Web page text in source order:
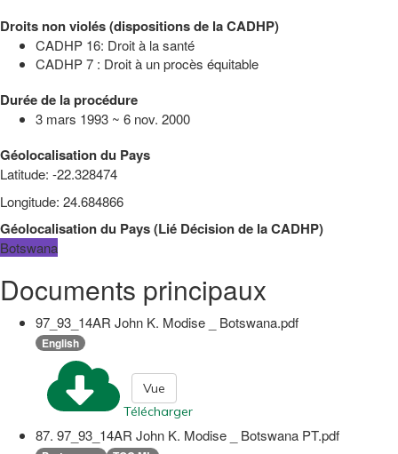
Droits non violés (dispositions de la CADHP)
CADHP 16: Droit à la santé
CADHP 7 : Droit à un procès équitable
Durée de la procédure
3 mars 1993 ~ 6 nov. 2000
Géolocalisation du Pays
Latitude: -22.328474
Longitude: 24.684866
Géolocalisation du Pays(Lié Décision de la CADHP)
Botswana
Documents principaux
97_93_14AR John K. Modise _ Botswana.pdf
English
Télécharger
Vue
87. 97_93_14AR John K. Modise _ Botswana PT.pdf